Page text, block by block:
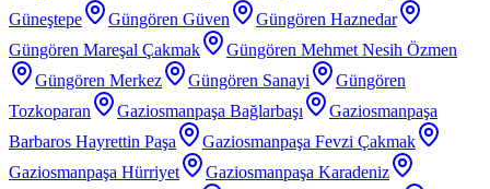
Güneştepe
Güngören Güven
Güngören Haznedar
Güngören Mareşal Çakmak
Güngören Mehmet Nesih Özmen
Güngören Merkez
Güngören Sanayi
Güngören
Tozkoparan
Gaziosmanpaşa Bağlarbaşı
Gaziosmanpaşa
Barbaros Hayrettin Paşa
Gaziosmanpaşa Fevzi Çakmak
Gaziosmanpaşa Hürriyet
Gaziosmanpaşa Karadeniz